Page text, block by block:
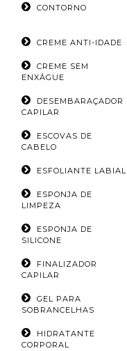
CONTORNO
CREME ANTI-IDADE
CREME SEM
ENXÁGUE
DESEMBARAÇADOR
CAPILAR
ESCOVAS DE
CABELO
ESFOLIANTE LABIAL
ESPONJA DE
LIMPEZA
ESPONJA DE
SILICONE
FINALIZADOR
CAPILAR
GEL PARA
SOBRANCELHAS
HIDRATANTE
CORPORAL